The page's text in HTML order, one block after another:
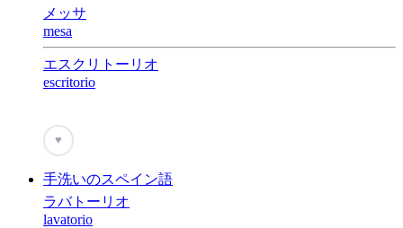
メッサ
mesa
エスクリトーリオ
escritorio
♥
手洗いのスペイン語
ラバトーリオ
lavatorio